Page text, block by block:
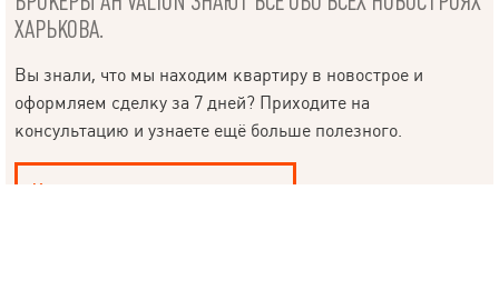
ХАРЬКОВА.
Вы знали, что мы находим квартиру в новострое и
оформляем сделку за 7 дней? Приходите на
консультацию и узнаете ещё больше полезного.
Купить квартиру в новострое
Язык
© 2019 – 2026 Valion real estate. Все права защищены.
компаниями